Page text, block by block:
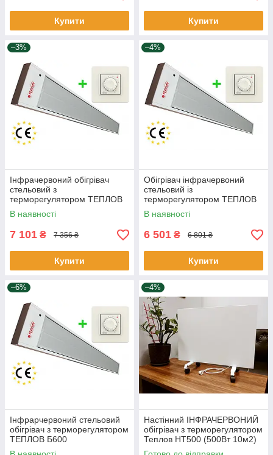
Купити Купити
–3%
Інфрачервоний обігрівач
стельовий з
терморегулятором ТЕПЛОВ
Б1350
В наявності
7 101 ₴ 7 356 ₴
Купити
–4%
Обігрівач інфрачервоний
стельовий із
терморегулятором ТЕПЛОВ
Б1000
В наявності
6 501 ₴ 6 801 ₴
Купити
–6%
Інфрарчервоний стельовий
обігрівач з терморегулятором
ТЕПЛОВ Б600
–4%
Настінний ІНФРАЧЕРВОНИЙ
обігрівач з терморегулятором
Теплов НТ500 (500Вт 10м2)